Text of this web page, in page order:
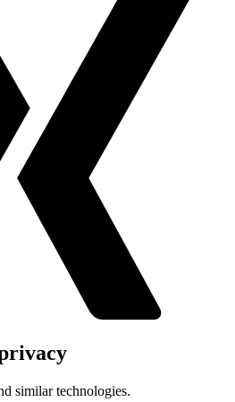
similar technologies.